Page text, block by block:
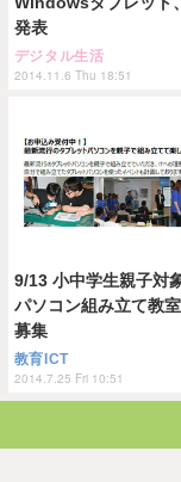
発表
デジタル生活
2014.11.6 Thu 18:51
9/13 小中学生親子対
パソコン組み立て教
募集
教育ICT
2014.7.25 Fri 10:51